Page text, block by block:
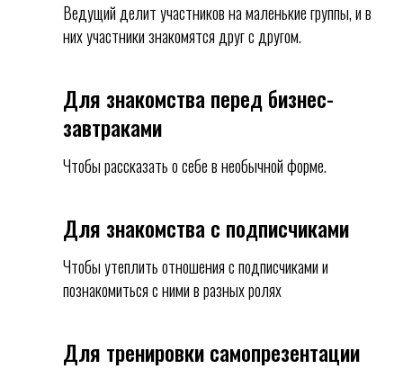
Ведущий делит участников на маленькие группы, и в
них участники знакомятся друг с другом.
Для знакомства перед бизнес-
завтраками
Чтобы рассказать о себе в необычной форме.
Для знакомства с подписчиками
Чтобы утеплить отношения с подписчиками и
познакомиться с ними в разных ролях
Для тренировки самопрезентации